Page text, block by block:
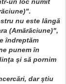
nu este lângă
(Amărăciune)",
îndreptăm
punem în
şi să pornim
dar ştiu